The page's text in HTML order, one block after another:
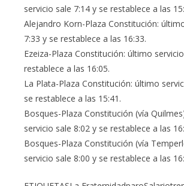
servicio sale 7:14 y se restablece a las
Alejandro Korn-Plaza Constitución:
7:33 y se restablece a las 16:33.
Ezeiza-Plaza Constitución: último
restablece a las 16:05.
La Plata-Plaza Constitución: último
se restablece a las 15:41.
Bosques-Plaza Constitución (vía
servicio sale 8:02 y se restablece a las
Bosques-Plaza Constitución (vía
servicio sale 8:00 y se restablece a las